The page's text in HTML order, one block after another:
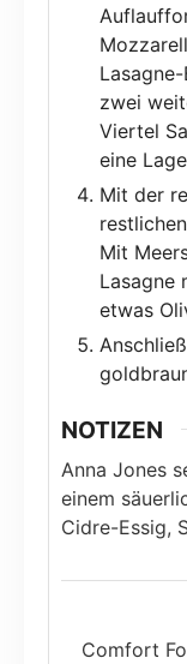
zwei
Viertel
eine
Mit der
Mit
Lasagne
etwas
NOTIZEN
Anna Jones
einem
Cidre-Essig,
Comfort